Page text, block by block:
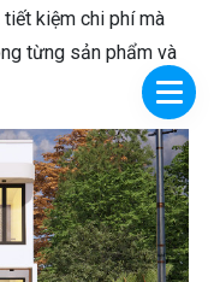
kiệm chi phí mà
từng sản phẩm và